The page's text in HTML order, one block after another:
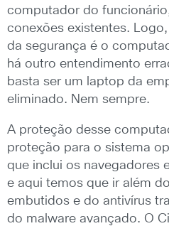
computador do
conexões existentes.
da segurança é o
há outro entendimento
basta ser um laptop da
eliminado. Nem sempre.
A proteção desse
proteção para o sistema
que inclui os navegadores
e aqui temos que ir além
embutidos e do antivírus
do malware avançado. O